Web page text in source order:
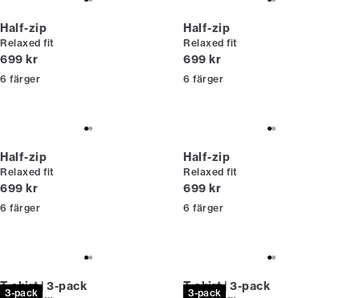
Half-zip
Relaxed fit
Nuvarande pris
699 kr
6 färger
Half-zip
Relaxed fit
Nuvarande pris
699 kr
6 färger
Half-zip
Relaxed fit
Nuvarande pris
699 kr
6 färger
Half-zip
Relaxed fit
Nuvarande pris
699 kr
6 färger
3-pack
T-shirt | 3-pack
3-pack
T-shirt | 3-pack